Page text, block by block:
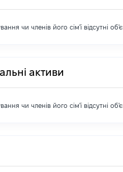
чи членів його сім'ї відсутні
активи
чи членів його сім'ї відсутні